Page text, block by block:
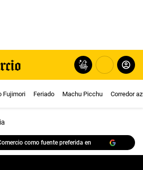
Fujimori Feriado Machu Picchu Corredor
como fuente preferida en